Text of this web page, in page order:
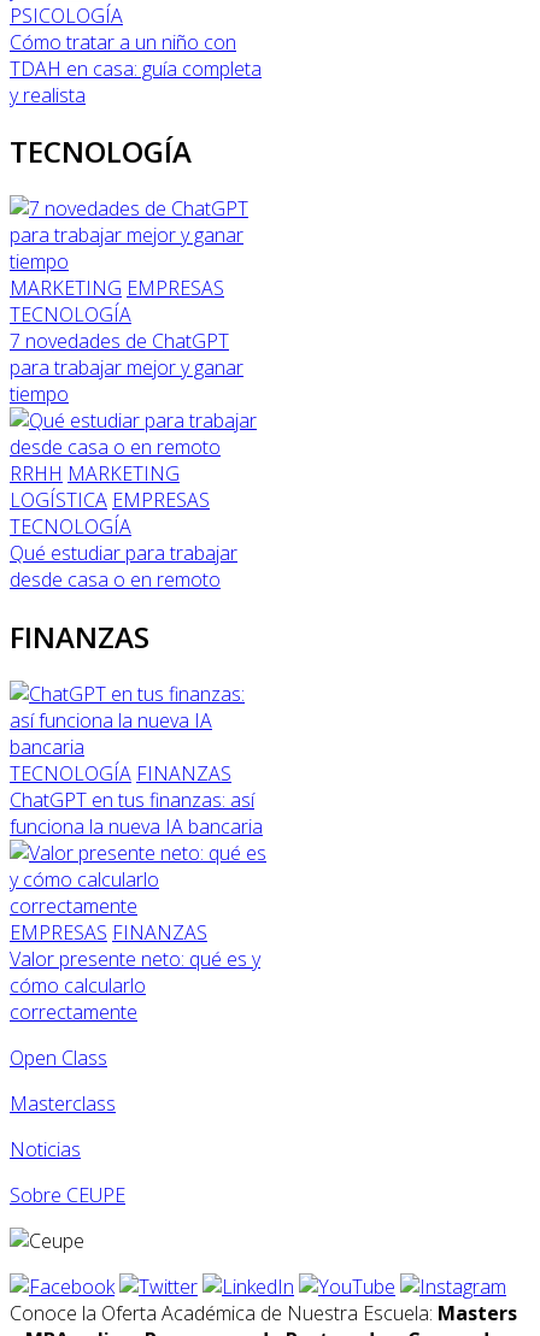
PSICOLOGÍA
Cómo tratar a un niño con
TDAH en casa: guía completa
y realista
TECNOLOGÍA
MARKETING EMPRESAS
TECNOLOGÍA
7 novedades de ChatGPT
para trabajar mejor y ganar
tiempo
RRHH MARKETING
LOGÍSTICA EMPRESAS
TECNOLOGÍA
Qué estudiar para trabajar
desde casa o en remoto
FINANZAS
TECNOLOGÍA FINANZAS
ChatGPT en tus finanzas: así
funciona la nueva IA bancaria
EMPRESAS FINANZAS
Valor presente neto: qué es y
cómo calcularlo
correctamente
Open Class
Masterclass
Noticias
Sobre CEUPE
Conoce la Oferta Académica de Nuestra Escuela: Masters